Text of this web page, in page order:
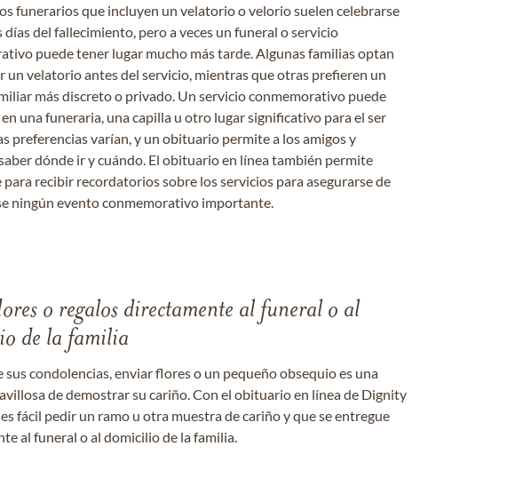
funerarios que incluyen un velatorio o velorio suelen celebrarse
días del fallecimiento, pero a veces un funeral o servicio
puede tener lugar mucho más tarde. Algunas familias optan
un velatorio antes del servicio, mientras que otras prefieren un
más discreto o privado. Un servicio conmemorativo puede
una funeraria, una capilla u otro lugar significativo para el ser
preferencias varían, y un obituario permite a los amigos y
dónde ir y cuándo. El obituario en línea también permite
para recibir recordatorios sobre los servicios para asegurarse de
ningún evento conmemorativo importante.
o regalos directamente al funeral o al
de la familia
sus condolencias, enviar flores o un pequeño obsequio es una
de demostrar su cariño. Con el obituario en línea de Dignity
fácil pedir un ramo u otra muestra de cariño y que se entregue
al funeral o al domicilio de la familia.